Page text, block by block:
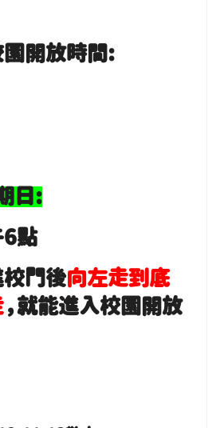
開放時間:
日:
6點
門後向左走到底
，就能進入校園開放